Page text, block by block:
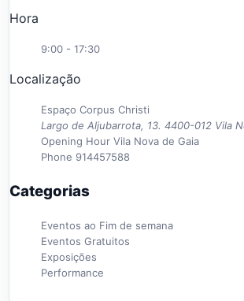
Hora
9:00 - 17:30
Localização
Espaço Corpus Christi
Largo de Aljubarrota, 13. 4400-012 Vila
Opening Hour Vila Nova de Gaia
Phone 914457588
Categorias
Eventos ao Fim de semana
Eventos Gratuitos
Exposições
Performance